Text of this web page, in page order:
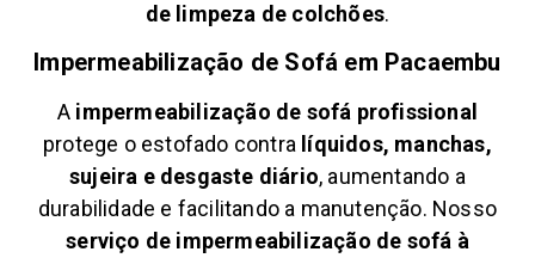
de limpeza de colchões.
Impermeabilização de Sofá em Pacaembu
A impermeabilização de sofá profissional
protege o estofado contra líquidos, manchas,
sujeira e desgaste diário, aumentando a
durabilidade e facilitando a manutenção. Nosso
serviço de impermeabilização de sofá à